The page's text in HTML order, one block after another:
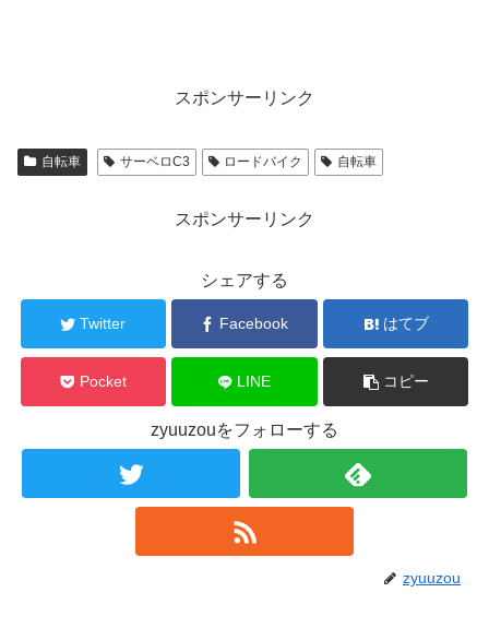
スポンサーリンク
自転車 サーベロC3 ロードバイク 自転車
スポンサーリンク
シェアする
Twitter Facebook はてブ
Pocket LINE コピー
zyuuzouをフォローする
zyuuzou